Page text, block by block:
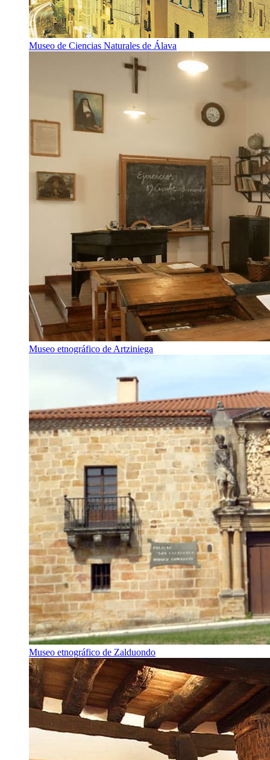
Museo de Ciencias Naturales de Álava
Museo etnográfico de Artziniega
Museo etnográfico de Zalduondo